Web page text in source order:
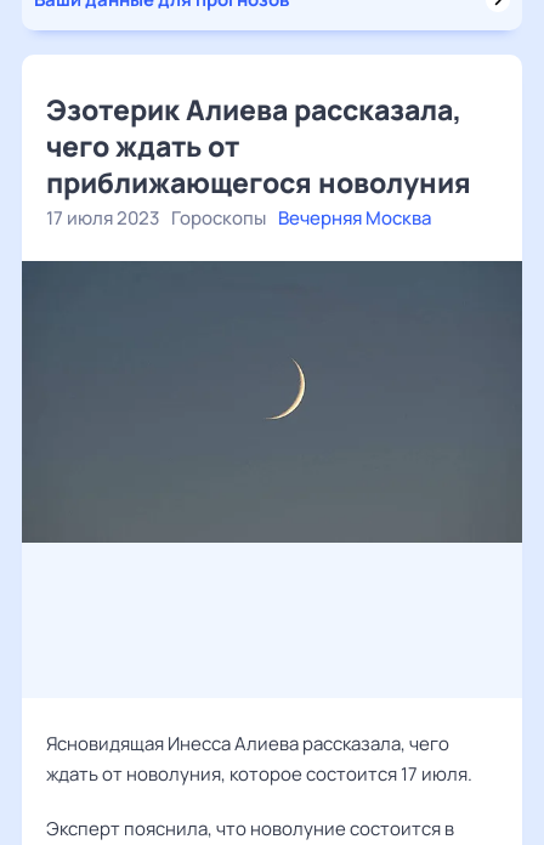
Эзотерик Алиева рассказала,
чего ждать от
приближающегося новолуния
17 июля 2023 Гороскопы Вечерняя Москва
ЯсновидящаяИнесса Алиеварассказала, чего
ждать от новолуния, которое состоится 17 июля.
Эксперт пояснила, что новолуние состоится в